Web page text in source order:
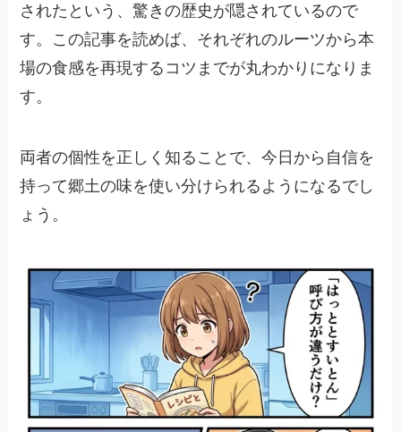
されたという、驚きの歴史が隠されているので
す。この記事を読めば、それぞれのルーツから本
場の食感を再現するコツまでが丸わかりになりま
す。
両者の個性を正しく知ることで、今日から自信を
持って郷土の味を使い分けられるようになるでし
ょう。